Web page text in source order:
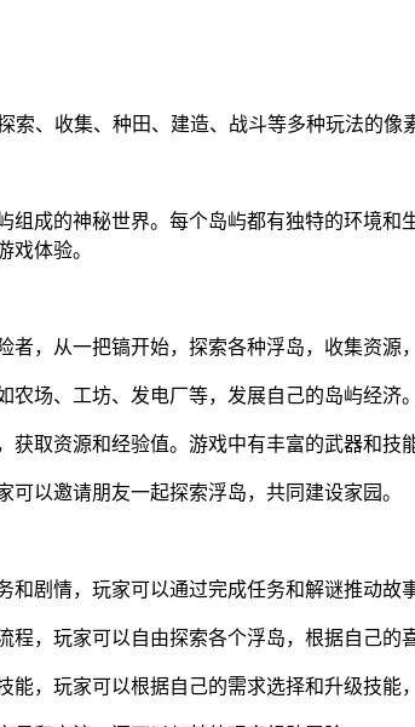
索、收集、种田、建造、战斗等多种玩法的
组成的神秘世界。每个岛屿都有独特的环境
戏体验。
者，从一把镐开始，探索各种浮岛，收集资
农场、工坊、发电厂等，发展自己的岛屿经
获取资源和经验值。游戏中有丰富的武器和
以邀请朋友一起探索浮岛，共同建设家园。
剧情，玩家可以通过完成任务和解谜推动故
程，玩家可以自由探索各个浮岛，根据自己的
，玩家可以根据自己的需求选择和升级技能